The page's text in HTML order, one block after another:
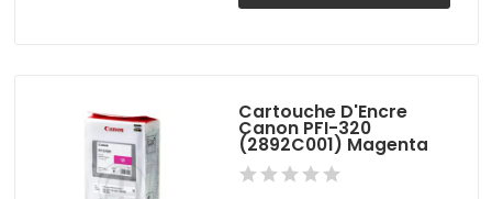
Cartouche D'Encre
Canon PFI-320
(2892C001) Magenta